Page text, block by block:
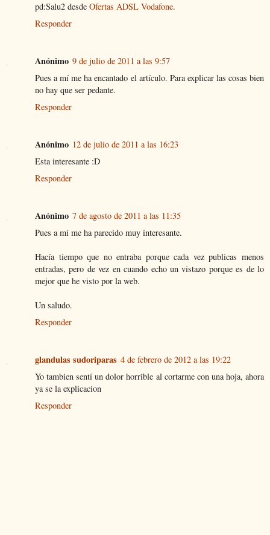
pd:Salu2 desde Ofertas ADSL Vodafone.
Responder
Anónimo 9 de julio de 2011 a las 9:57
Pues a mí me ha encantado el artículo. Para explicar las cosas bien
no hay que ser pedante.
Responder
Anónimo 12 de julio de 2011 a las 16:23
Esta interesante :D
Responder
Anónimo 7 de agosto de 2011 a las 11:35
Pues a mi me ha parecido muy interesante.
Hacía tiempo que no entraba porque cada vez publicas menos
entradas, pero de vez en cuando echo un vistazo porque es de lo
mejor que he visto por la web.
Un saludo.
Responder
glandulas sudoriparas 4 de febrero de 2012 a las 19:22
Yo tambien sentí un dolor horrible al cortarme con una hoja, ahora
ya se la explicacion
Responder